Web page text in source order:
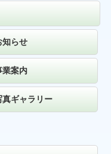
知らせ
業案内
真ギャラリー